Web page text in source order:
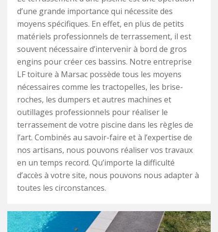
d’une grande importance qui nécessite des
moyens spécifiques. En effet, en plus de petits
matériels professionnels de terrassement, il est
souvent nécessaire d’intervenir à bord de gros
engins pour créer ces bassins. Notre entreprise
LF toiture à Marsac possède tous les moyens
nécessaires comme les tractopelles, les brise-
roches, les dumpers et autres machines et
outillages professionnels pour réaliser le
terrassement de votre piscine dans les règles de
l’art. Combinés au savoir-faire et à l’expertise de
nos artisans, nous pouvons réaliser vos travaux
en un temps record. Qu’importe la difficulté
d’accès à votre site, nous pouvons nous adapter à
toutes les circonstances.